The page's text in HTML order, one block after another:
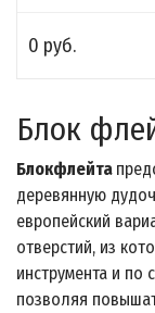
0 руб.
Блок
Блокфлейта
деревянную
европейский
отверстий, из
инструмента и по
позволяя